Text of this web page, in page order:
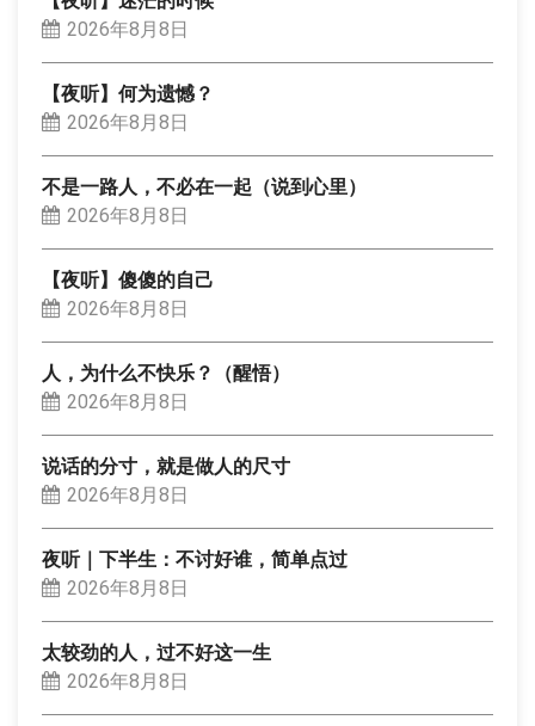
2026年8月8日
【夜听】何为遗憾？
2026年8月8日
不是一路人，不必在一起（说到心里）
2026年8月8日
【夜听】傻傻的自己
2026年8月8日
人，为什么不快乐？（醒悟）
2026年8月8日
说话的分寸，就是做人的尺寸
2026年8月8日
夜听｜下半生：不讨好谁，简单点过
2026年8月8日
太较劲的人，过不好这一生
2026年8月8日